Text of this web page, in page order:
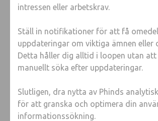
intressen eller arbetskrav.
Ställ in notifikationer för att få
uppdateringar om viktiga ämnen eller
Detta håller dig alltid i loopen utan att
manuellt söka efter uppdateringar.
Slutligen, dra nytta av Phinds
för att granska och optimera din
informationssökning.